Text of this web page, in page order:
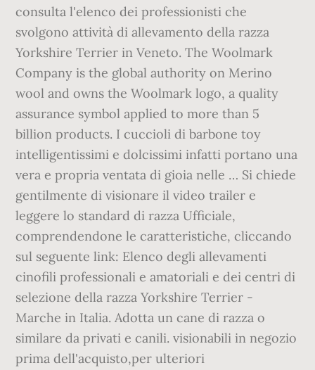
consulta l'elenco dei professionisti che
svolgono attività di allevamento della razza
Yorkshire Terrier in Veneto. The Woolmark
Company is the global authority on Merino
wool and owns the Woolmark logo, a quality
assurance symbol applied to more than 5
billion products. I cuccioli di barbone toy
intelligentissimi e dolcissimi infatti portano una
vera e propria ventata di gioia nelle … Si chiede
gentilmente di visionare il video trailer e
leggere lo standard di razza Ufficiale,
comprendendone le caratteristiche, cliccando
sul seguente link: Elenco degli allevamenti
cinofili professionali e amatoriali e dei centri di
selezione della razza Yorkshire Terrier -
Marche in Italia. Adotta un cane di razza o
similare da privati e canili. visionabili in negozio
prima dell'acquisto,per ulteriori